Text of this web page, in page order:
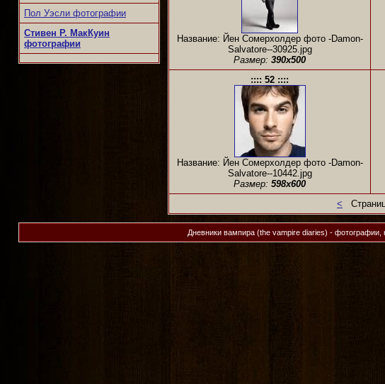
Пол Уэсли фотографии
Стивен Р. МакКуин
фотографии
Название: Йен Сомерхолдер фото -Damon-
Salvatore--30925.jpg
Размер: 390x500
:::: 52 ::::
Название: Йен Сомерхолдер фото -Damon-
Salvatore--10442.jpg
Размер: 598x600
<
Дневники вампира (the vampire diaries) - фотографии,